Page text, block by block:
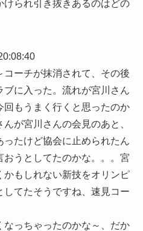
けられ引き抜きあるのはどの
ーチが抹消されて、その後
に入った。流れが宮川さん
回もうまく行くと思ったのか
が宮川さんの会見のあと、
たけど協会に止められたん
うとしてたのかな。。。宮
かもしれない新技をオリンピ
してたそうですね、速見コー
なっちゃったのかな～、だか